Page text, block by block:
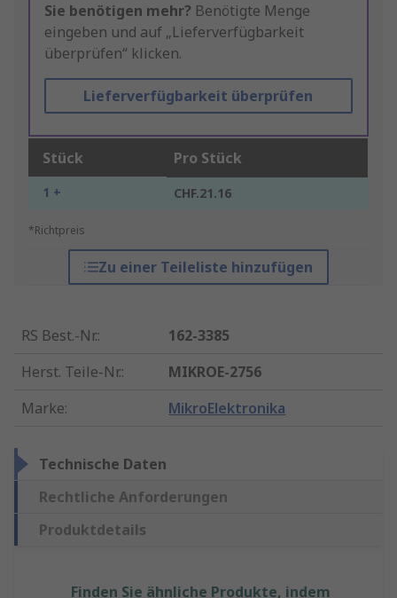
Sie benötigen mehr? Benötigte Menge
eingeben und auf „Lieferverfügbarkeit
überprüfen“ klicken.
Lieferverfügbarkeit überprüfen
Stück Pro Stück
1 + CHF.21.16
*Richtpreis
Zu einer Teileliste hinzufügen
RS Best.-Nr.:
162-3385
Herst. Teile-Nr.:
MIKROE-2756
Marke: MikroElektronika
Technische Daten
Rechtliche Anforderungen
Produktdetails
Finden Sie ähnliche Produkte, indem